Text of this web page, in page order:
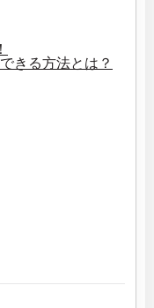
きる方法とは？